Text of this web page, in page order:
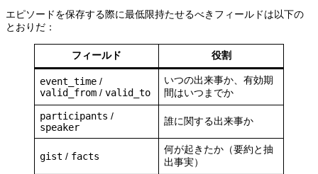
エピソードを保存する際に最低限持たせるべきフィールドは以下の
とおりだ：
フィールド 役割
event_time /
valid_from / valid_to
いつの出来事か、有効期
間はいつまでか
participants /
speaker
誰に関する出来事か
gist / facts
何が起きたか（要約と抽
出事実）